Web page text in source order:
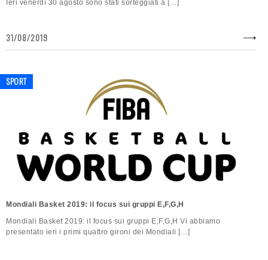
Ieri venerdì 30 agosto sono stati sorteggiati a […]
31/08/2019
SPORT
Mondiali Basket 2019: il focus sui gruppi E,F,G,H
Mondiali Basket 2019: il focus sui gruppi E,F,G,H Vi abbiamo
presentato ieri i primi quattro gironi dei Mondiali […]